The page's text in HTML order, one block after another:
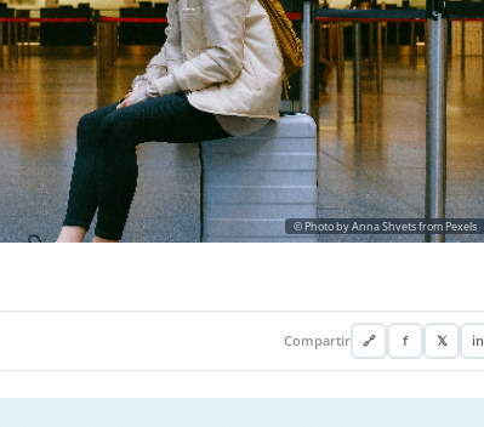
© Photo by Anna Shvets from Pexels
Compartir 🔗 f 𝕏 in